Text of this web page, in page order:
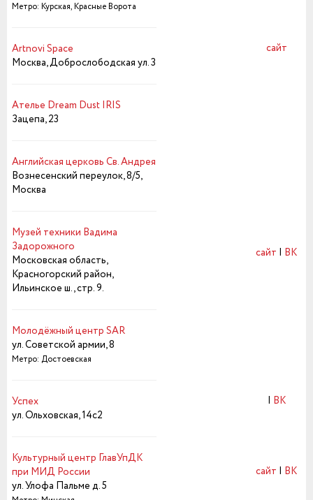
Метро: Курская, Красные Ворота
Artnovi Space
Москва, Доброслободская ул. 3
сайт
Ателье Dream Dust IRIS
Зацепа, 23
Английская церковь Cв. Андрея
Вознесенский переулок, 8/5,
Москва
Музей техники Вадима
Задорожного
Московская область,
Красногорский район,
Ильинское ш., стр. 9.
сайт | ВК
Молодёжный центр SAR
ул. Советской армии, 8
Метро: Достоевская
Успех
ул. Ольховская, 14с2
| ВК
Культурный центр ГлавУпДК
при МИД России
ул. Улофа Пальме д. 5
сайт | ВК